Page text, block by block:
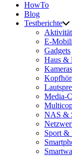
HowTo
Blog
Testberichte
E-
Gadgets
Haus &
Kameras
Media-
NAS &
Sport &